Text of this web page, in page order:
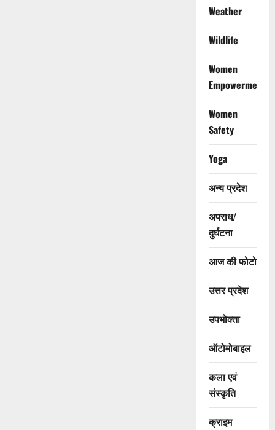
Weather
Wildlife
Women
Empowerment
Women
Safety
Yoga
अन्य प्रदेश
अपराध/
दुर्घटना
आज की फोटो
उत्तर प्रदेश
उपभोक्ता
ऑटोमोबाइल
कला एवं
संस्कृति
क्राइम